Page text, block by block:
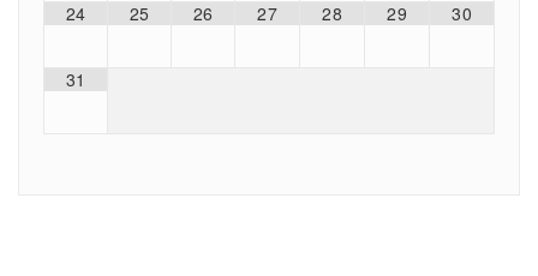
24 25 26 27 28 29 30
31